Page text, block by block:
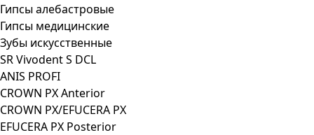
Гипсы алебастровые
Гипсы медицинские
Зубы искусственные
SR Vivodent S DCL
ANIS PROFI
CROWN PX Anterior
CROWN PX/EFUCERA PX
EFUCERA PX Posterior